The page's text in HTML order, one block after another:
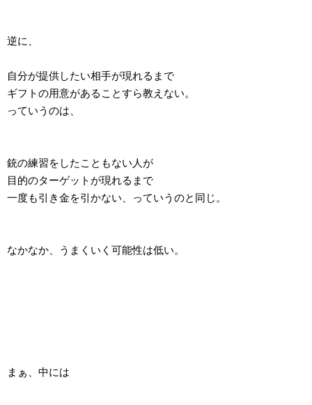
逆に、
自分が提供したい相手が現れるまで
ギフトの用意があることすら教えない。
っていうのは、
銃の練習をしたこともない人が
目的のターゲットが現れるまで
一度も引き金を引かない、っていうのと同じ。
なかなか、うまくいく可能性は低い。
まぁ、中には